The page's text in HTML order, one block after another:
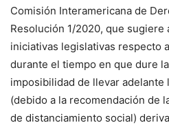
Comisión Interamericana de
Resolución 1/2020, que
iniciativas legislativas respecto
durante el tiempo en que dure
imposibilidad de llevar
(debido a la recomendación de
de distanciamiento social)